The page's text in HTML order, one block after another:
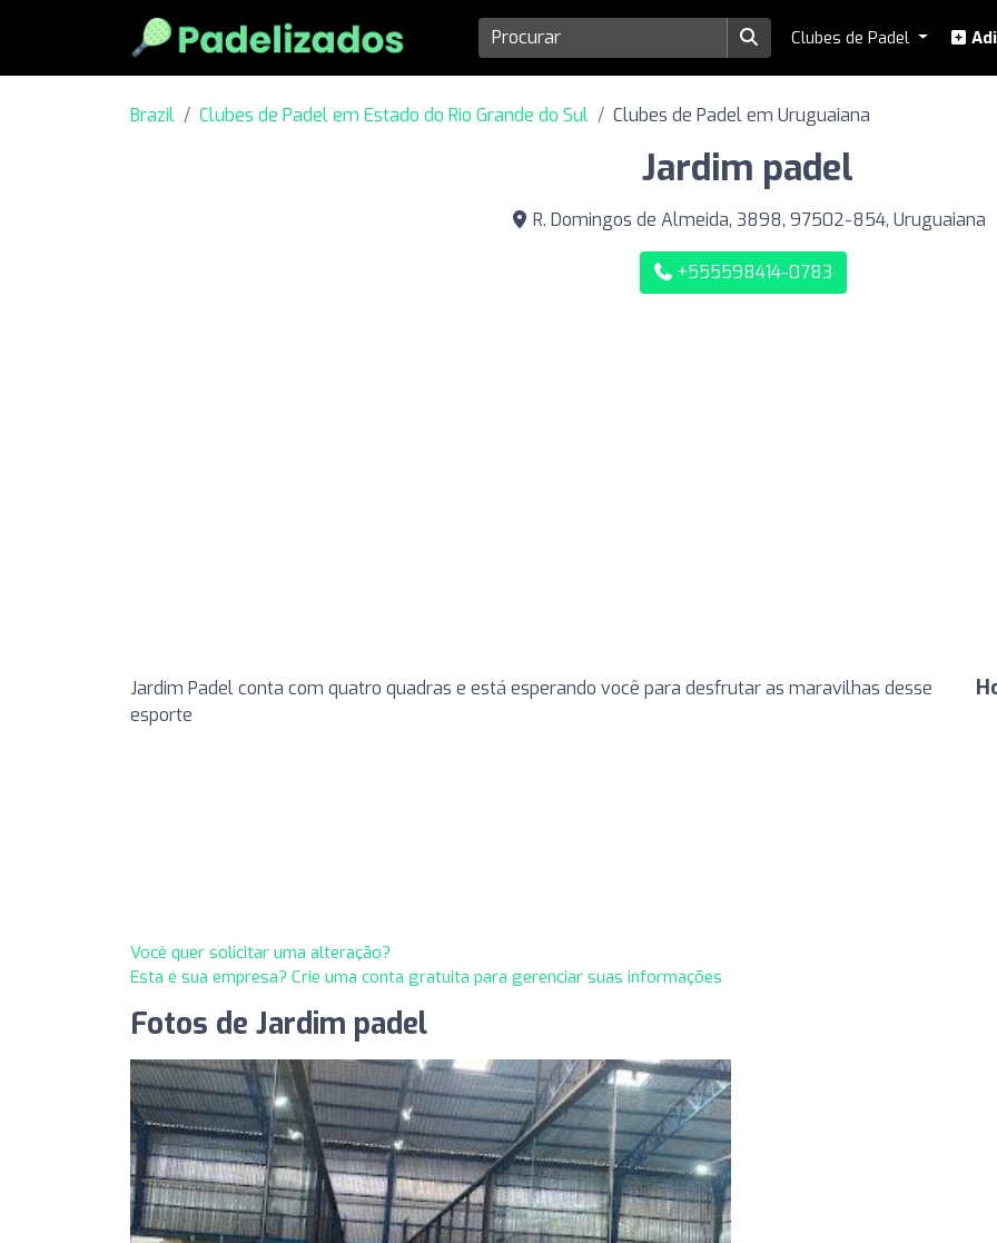
Clubes de Padel
Brazil Clubes de Padel em Estado do Rio Grande do Sul Clubes de Padel em Uruguaiana
Jardim padel
R. Domingos de Almeida, 3898, 97502-854, Uruguaiana
+555598414-0783
Jardim Padel conta com quatro quadras e está esperando você para desfrutar as maravilhas desse
esporte
Você quer solicitar uma alteração?
Esta é sua empresa? Crie uma conta gratuita para gerenciar suas informações
Fotos de Jardim padel